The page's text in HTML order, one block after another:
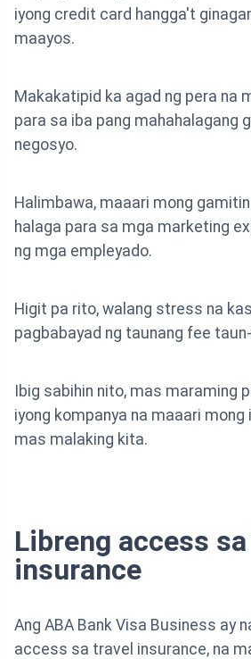
iyong credit card hangga't
maayos.
Makakatipid ka agad ng pera na
para sa iba pang mahahalagang
negosyo.
Halimbawa, maaari mong
halaga para sa mga marketing
ng mga empleyado.
Higit pa rito, walang stress na
pagbabayad ng taunang fee
Ibig sabihin nito, mas maraming
iyong kompanya na maaari
mas malaking kita.
Libreng access
insurance
Ang ABA Bank Visa Business ay
access sa travel insurance, na